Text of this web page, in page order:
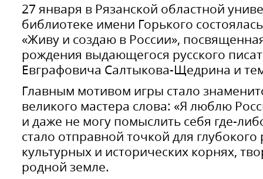
27 января в Рязанской областной
библиотеке имени Горького
«Живу и создаю в России»,
рождения выдающегося русского
Евграфовича Салтыкова-Щедрина и
Главным мотивом игры стало
великого мастера слова: «Я люблю
и даже не могу помыслить себя где-
стало отправной точкой для
культурных и исторических корнях,
родной земле.